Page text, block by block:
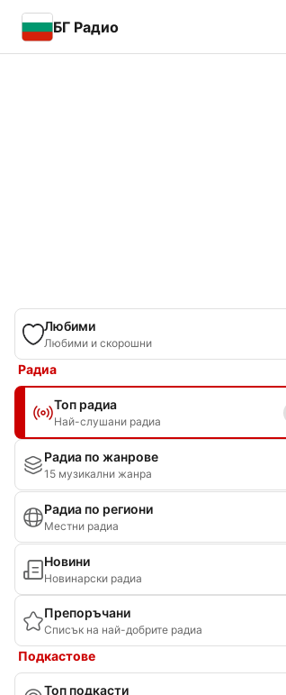
БГ Радио
Любими
Любими и скорошни
Радиа
Топ радиа
Най-слушани радиа
Радиа по жанрове
15 музикални жанра
Радиа по региони
Местни радиа
Новини
Новинарски радиа
Препоръчани
Списък на най-добрите радиа
Подкастове
Топ подкасти